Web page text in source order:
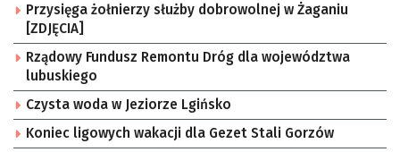
Przysięga żołnierzy służby dobrowolnej w Żaganiu
[ZDJĘCIA]
Rządowy Fundusz Remontu Dróg dla województwa
lubuskiego
Czysta woda w Jeziorze Lgińsko
Koniec ligowych wakacji dla Gezet Stali Gorzów